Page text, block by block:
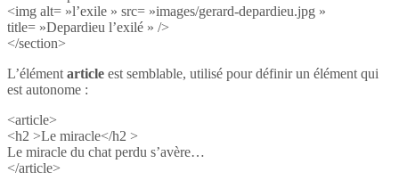
<img alt= »l’exile » src= »images/gerard-depardieu.jpg »
title= »Depardieu l’exilé » />
</section>
L’élément article est semblable, utilisé pour définir un élément qui
est autonome :
<article>
<h2 >Le miracle</h2 >
Le miracle du chat perdu s’avère…
</article>